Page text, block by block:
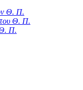
Θ. Π.
του Θ. Π.
Θ. Π.